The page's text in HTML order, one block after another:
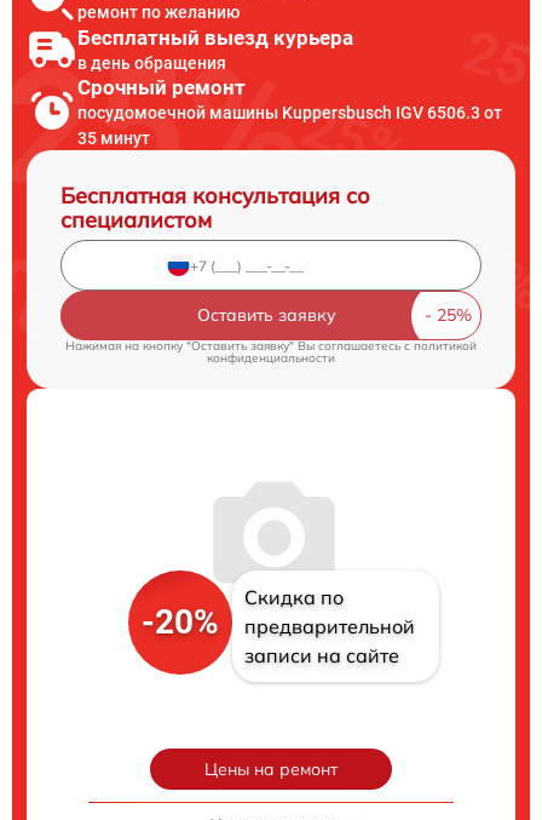
ремонт по желанию
Бесплатный выезд курьера
в день обращения
Срочный ремонт
посудомоечной машины Kuppersbusch IGV 6506.3 от
35 минут
Бесплатная консультация со
специалистом
Оставить заявку
Нажимая на кнопку "Оставить заявку" Вы соглашаетесь c политикой
конфиденциальности
-20%
Скидка по
предварительной
записи на сайте
Цены на ремонт